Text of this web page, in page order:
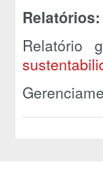
Relatórios:
Relatório